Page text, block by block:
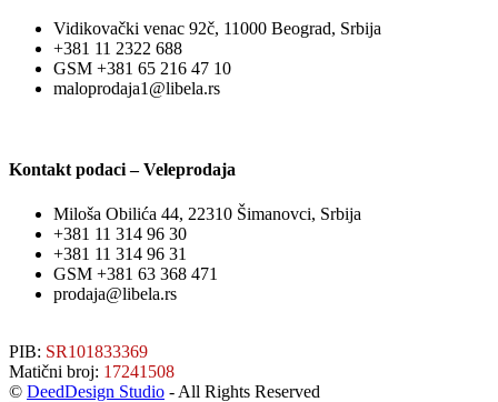
Vidikovački venac 92č, 11000 Beograd, Srbija
+381 11 2322 688
GSM +381 65 216 47 10
maloprodaja1@libela.rs
Kontakt podaci – Veleprodaja
Miloša Obilića 44, 22310 Šimanovci, Srbija
+381 11 314 96 30
+381 11 314 96 31
GSM +381 63 368 471
prodaja@libela.rs
PIB: SR101833369
Matični broj: 17241508
© DeedDesign Studio - All Rights Reserved